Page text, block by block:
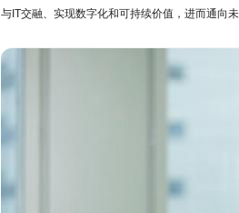
与IT交融、实现数字化和可持续价值，进而通向未